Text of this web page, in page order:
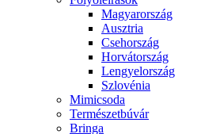
Magyarország
Ausztria
Csehország
Horvátország
Lengyelország
Szlovénia
Mimicsoda
Természetbúvár
Bringa